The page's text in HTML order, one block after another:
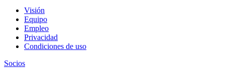
Visión
Equipo
Empleo
Privacidad
Condiciones de uso
Socios